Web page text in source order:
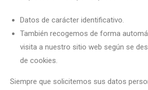
Datos de carácter identificativo.
También recogemos de forma
visita a nuestro sitio web según se
de cookies.
Siempre que solicitemos sus datos